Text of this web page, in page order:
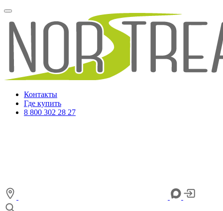
Контакты
Где купить
8 800 302 28 27